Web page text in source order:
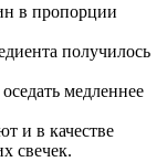
в пропорции
получилось
медленнее
и в качестве
свечек.